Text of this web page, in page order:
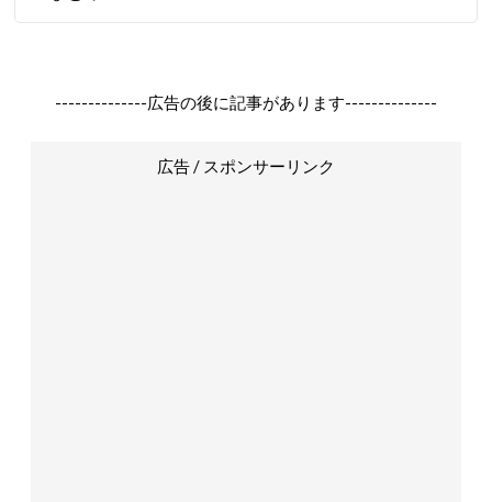
--------------広告の後に記事があります--------------
広告 / スポンサーリンク